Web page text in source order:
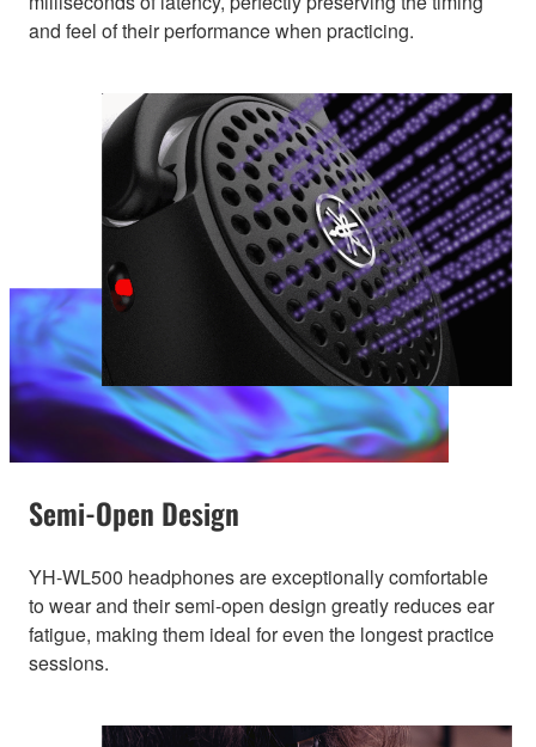
and feel of their performance when practicing.
Semi-Open Design
YH-WL500 headphones are exceptionally comfortable
to wear and their semi-open design greatly reduces ear
fatigue, making them ideal for even the longest practice
sessions.